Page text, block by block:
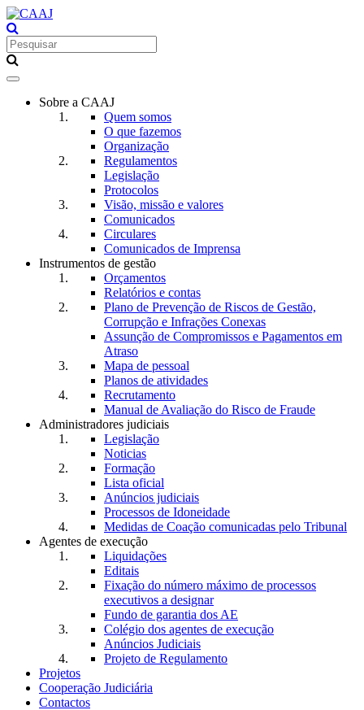
Toggle
navigationSobre a CAAJ
Quem somos
O que fazemos
Organização
Regulamentos
Legislação
Protocolos
Visão, missão e valores
Comunicados
Circulares
Comunicados de Imprensa
Instrumentos de gestão
Orçamentos
Relatórios e contas
Plano de Prevenção de Riscos de Gestão,
Corrupção e Infrações Conexas
Assunção de Compromissos e Pagamentos em
Atraso
Mapa de pessoal
Planos de atividades
Recrutamento
Manual de Avaliação do Risco de Fraude
Administradores judiciais
Legislação
Noticias
Formação
Lista oficial
Anúncios judiciais
Processos de Idoneidade
Medidas de Coação comunicadas pelo Tribunal
Agentes de execução
Liquidações
Editais
Fixação do número máximo de processos
executivos a designar
Fundo de garantia dos AE
Colégio dos agentes de execução
Anúncios Judiciais
Projeto de Regulamento
Projetos
Cooperação Judiciária
Contactos